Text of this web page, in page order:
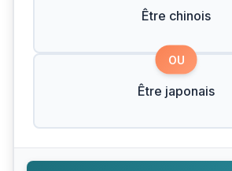
Être chinois
OU
Être japonais